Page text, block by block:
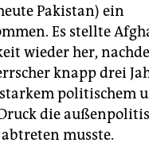
Pakistan) ein
Es stellte
wieder her,
knapp drei
politischem
die
musste.